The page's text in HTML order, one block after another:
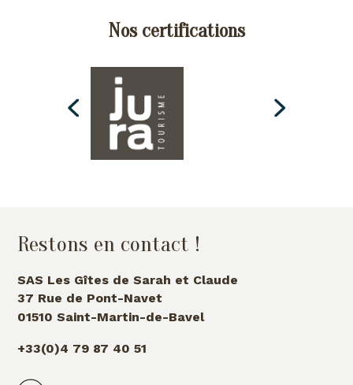
Nos certifications
Restons en contact !
SAS Les Gîtes de Sarah et Claude
37 Rue de Pont-Navet
01510 Saint-Martin-de-Bavel
+33(0)4 79 87 40 51